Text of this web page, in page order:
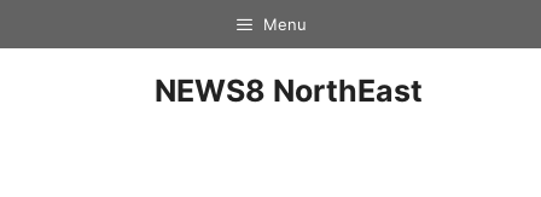
Menu
NEWS8 NorthEast